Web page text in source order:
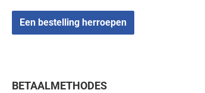
Een bestelling herroepen
BETAALMETHODES